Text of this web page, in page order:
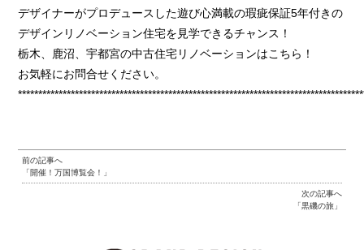
デザイナーがプロデュースした遊び心満載の瑕疵保証5年付きの
デザインリノベーション住宅を見学できるチャンス！
栃木、鹿沼、宇都宮の中古住宅リノベーションはこちら！
お気軽にお問合せください。
前の記事へ
「開催！万国博覧会！」
次の記事へ
「黒磯の旅」